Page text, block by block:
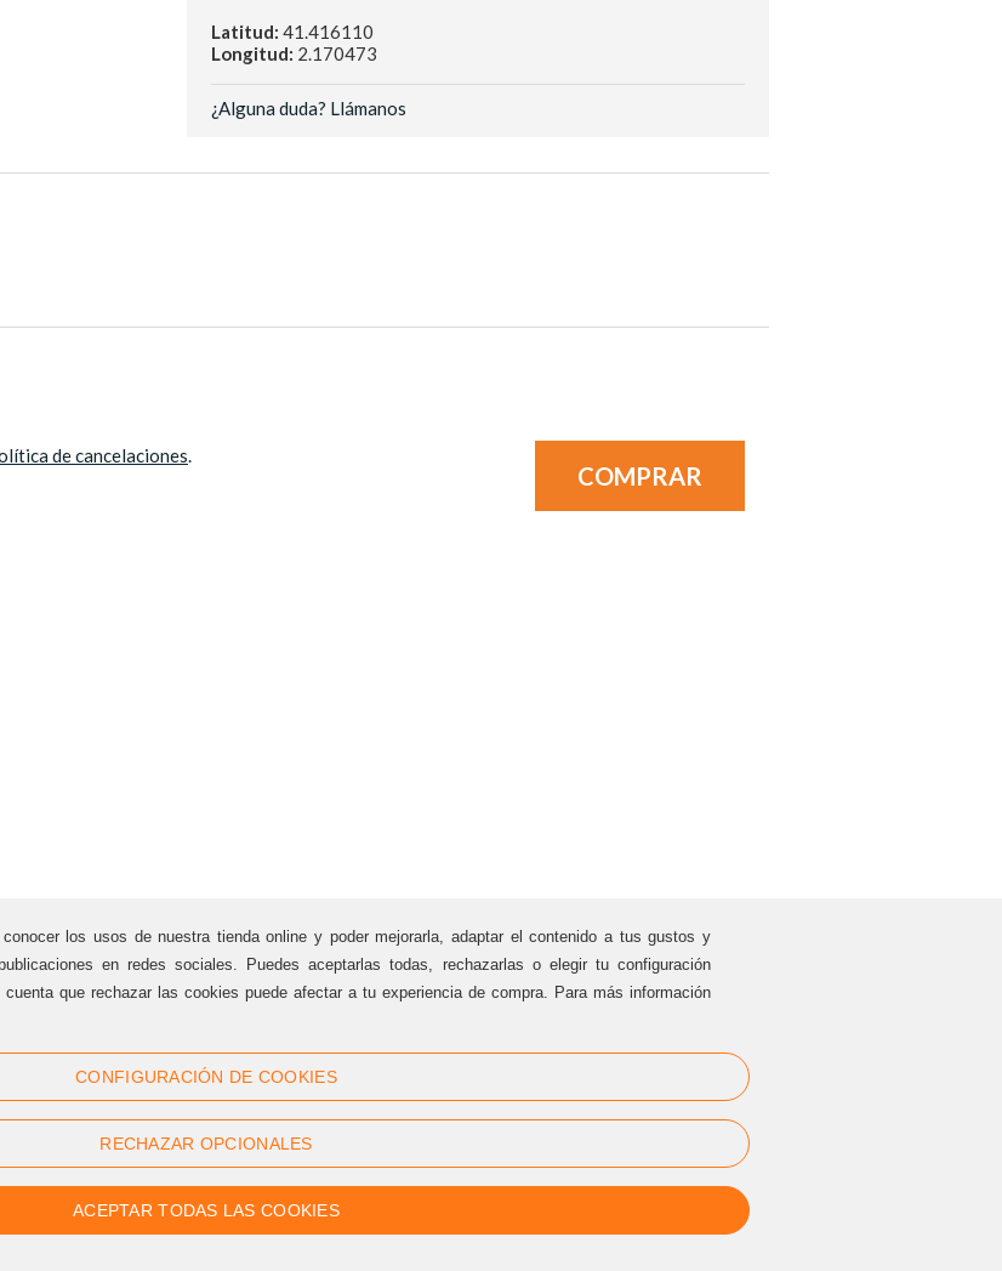
Latitud: 41.416110
Longitud: 2.170473
¿Alguna duda? Llámanos
de cancelaciones.
COMPRAR
Síguenos
Linkedin
Youtube
Instagram
PRIVADOS
los usos de nuestra tienda online y poder mejorarla, adaptar el contenido a tus gustos y
en redes sociales. Puedes aceptarlas todas, rechazarlas o elegir tu configuración
que rechazar las cookies puede afectar a tu experiencia de compra. Para más información
CONFIGURACIÓN DE COOKIES
RECHAZAR OPCIONALES
ACEPTAR TODAS LAS COOKIES